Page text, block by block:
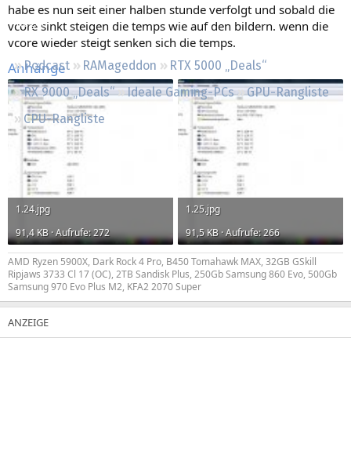
Regeln
Podcast RAMageddon
RTX 5000 „Deals“
RX 9000 „Deals“
Ideale Gaming-PCs
GPU-Rangliste
CPU-Rangliste
habe es nun seit einer halben stunde verfolgt und sobald die
vcore sinkt steigen die temps wie auf den bildern. wenn die
vcore wieder steigt senken sich die temps.
Anhänge
1.24.jpg
91,4 KB · Aufrufe: 272
1.25.jpg
91,5 KB · Aufrufe: 266
AMD Ryzen 5900X, Dark Rock 4 Pro, B450 Tomahawk MAX, 32GB GSkill
Ripjaws 3733 Cl 17 (OC), 2TB Sandisk Plus, 250Gb Samsung 860 Evo, 500Gb
Samsung 970 Evo Plus M2, KFA2 2070 Super